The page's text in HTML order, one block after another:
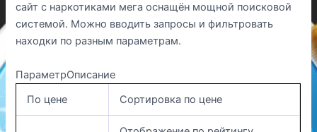
сайт с наркотиками мега оснащён мощной поисковой
системой. Можно вводить запросы и фильтровать
находки по разным параметрам.
ПараметрОписание
По цене
Сортировка по цене